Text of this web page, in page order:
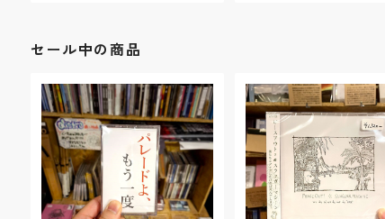
セール中の商品